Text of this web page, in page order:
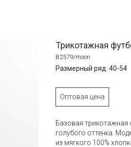
Трикотажная
B2579/moon
Размерный ряд: 40-54
Оптовая цена
Базовая трикотажная
голубого оттенка.
из мягкого 100%